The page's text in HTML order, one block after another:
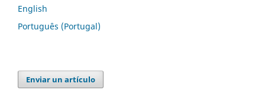
English
Português (Portugal)
Enviar un artículo